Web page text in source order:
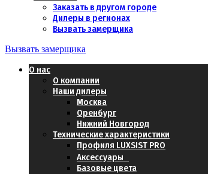
Заказать в другом городе
Дилеры в регионах
Вызвать замерщика
Вызвать замерщика
О нас
О компании
Наши дилеры
Москва
Оренбург
Нижний Новгород
Технические характеристики
Профиля LUXSIST PRO
Аксессуары
Базовые цвета